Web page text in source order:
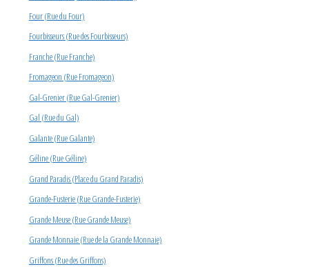
Four (Rue du Four)
Fourbisseurs (Rue des Fourbisseurs)
Franche (Rue Franche)
Fromageon (Rue Fromageon)
Gal-Grenier (Rue Gal-Grenier)
Gal (Rue du Gal)
Galante (Rue Galante)
Géline (Rue Géline)
Grand Paradis (Place du Grand Paradis)
Grande-Fusterie (Rue Grande-Fusterie)
Grande Meuse (Rue Grande Meuse)
Grande Monnaie (Rue de la Grande Monnaie)
Griffons (Rue des Griffons)